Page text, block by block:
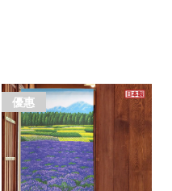
優惠